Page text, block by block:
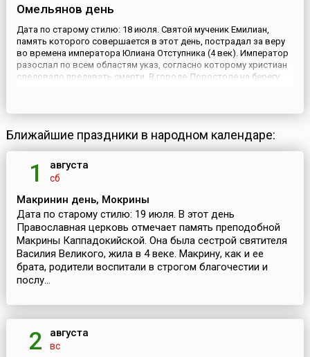
Омельянов день
Дата по старому стилю: 18 июля. Святой мученик Емилиан,
память которого совершается в этот день, пострадал за веру
во времена императора Юлиана Отступника (4 век). Император
разослал по всем областям указ, согласно которому христиан
следовало предавать смерти. В городе Доростоле на берегу
Емили...
Ближайшие праздники в народном календаре:
1 августа
сб
Макринин день, Мокрины
Дата по старому стилю: 19 июля. В этот день
Православная церковь отмечает память преподобной
Макрины Каппадокийской. Она была сестрой святителя
Василия Великого, жила в 4 веке. Макрину, как и ее
брата, родители воспитали в строгом благочестии и
послу...
2 августа
вс